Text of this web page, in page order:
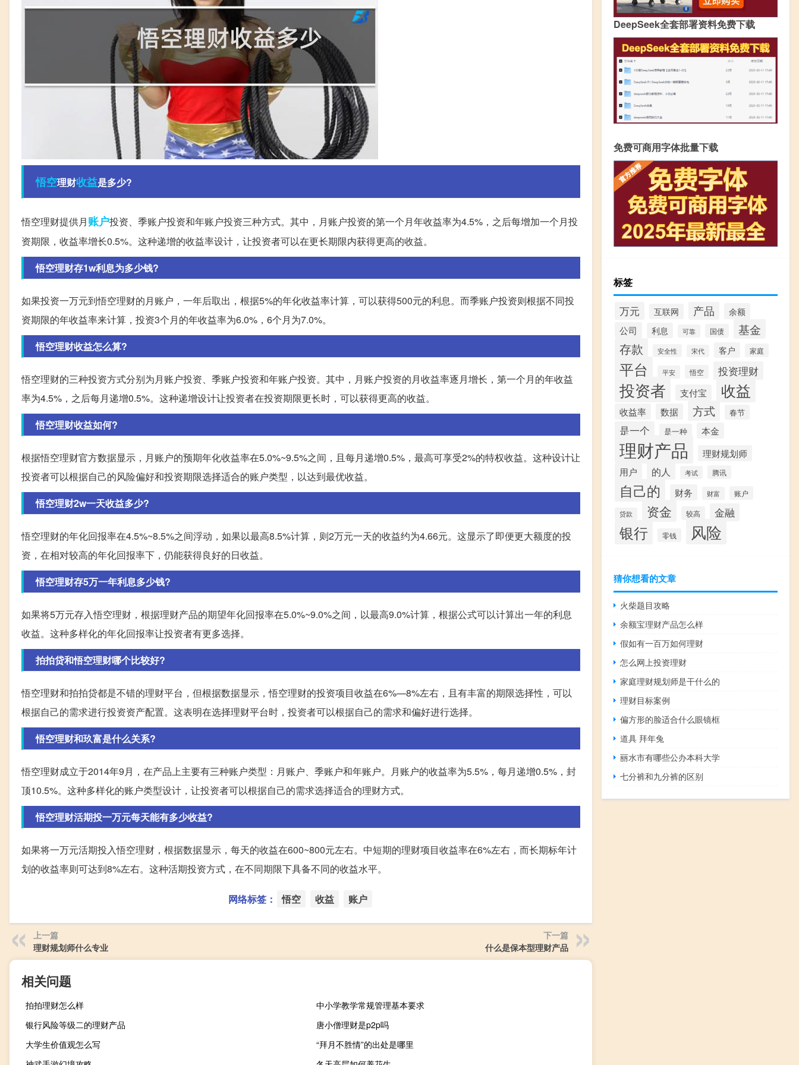
悟空理财收益是多少?
悟空理财提供月账户投资、季账户投资和年账户投资三种方式。其中，月账户投资的第一个月年收益率为4.5%，之后每增加一个月投
资期限，收益率增长0.5%。这种递增的收益率设计，让投资者可以在更长期限内获得更高的收益。
悟空理财存1w利息为多少钱?
如果投资一万元到悟空理财的月账户，一年后取出，根据5%的年化收益率计算，可以获得500元的利息。而季账户投资则根据不同投
资期限的年收益率来计算，投资3个月的年收益率为6.0%，6个月为7.0%。
悟空理财收益怎么算?
悟空理财的三种投资方式分别为月账户投资、季账户投资和年账户投资。其中，月账户投资的月收益率逐月增长，第一个月的年收益
率为4.5%，之后每月递增0.5%。这种递增设计让投资者在投资期限更长时，可以获得更高的收益。
悟空理财收益如何?
根据悟空理财官方数据显示，月账户的预期年化收益率在5.0%~9.5%之间，且每月递增0.5%，最高可享受2%的特权收益。这种设计让
投资者可以根据自己的风险偏好和投资期限选择适合的账户类型，以达到最优收益。
悟空理财2w一天收益多少?
悟空理财的年化回报率在4.5%~8.5%之间浮动，如果以最高8.5%计算，则2万元一天的收益约为4.66元。这显示了即便更大额度的投
资，在相对较高的年化回报率下，仍能获得良好的日收益。
悟空理财存5万一年利息多少钱?
如果将5万元存入悟空理财，根据理财产品的期望年化回报率在5.0%~9.0%之间，以最高9.0%计算，根据公式可以计算出一年的利息
收益。这种多样化的年化回报率让投资者有更多选择。
拍拍贷和悟空理财哪个比较好?
悟空理财和拍拍贷都是不错的理财平台，但根据数据显示，悟空理财的投资项目收益在6%—8%左右，且有丰富的期限选择性，可以
根据自己的需求进行投资资产配置。这表明在选择理财平台时，投资者可以根据自己的需求和偏好进行选择。
悟空理财和玖富是什么关系?
悟空理财成立于2014年9月，在产品上主要有三种账户类型：月账户、季账户和年账户。月账户的收益率为5.5%，每月递增0.5%，封
顶10.5%。这种多样化的账户类型设计，让投资者可以根据自己的需求选择适合的理财方式。
悟空理财活期投一万元每天能有多少收益?
如果将一万元活期投入悟空理财，根据数据显示，每天的收益在600~800元左右。中短期的理财项目收益率在6%左右，而长期标年计
划的收益率则可达到8%左右。这种活期投资方式，在不同期限下具备不同的收益水平。
网络标签： 悟空 收益 账户
上一篇
理财规划师什么专业
下一篇
什么是保本型理财产品
相关问题
拍拍理财怎么样
中小学教学常规管理基本要求
银行风险等级二的理财产品
唐小僧理财是p2p吗
大学生价值观怎么写
“拜月不胜情”的出处是哪里
DeepSeek全套部署资料免费下载
免费可商用字体批量下载
标签
万元 互联网 产品
余额
公司
利息 可靠 国债 基金
存款 安全性 宋代 客户 家庭
平台 平安 悟空 投资理财
投资者 支付宝 收益
收益率 数据 方式 春节
是一个 是一种 本金
理财产品
理财规划师
用户
的人 考试 腾讯
自己的 财务 财富 账户
贷款 资金 较高 金融
银行 零钱 风险
猜你想看的文章
火柴题目攻略
余额宝理财产品怎么样
假如有一百万如何理财
怎么网上投资理财
家庭理财规划师是干什么的
理财目标案例
偏方形的脸适合什么眼镜框
道具 拜年兔
丽水市有哪些公办本科大学
七分裤和九分裤的区别